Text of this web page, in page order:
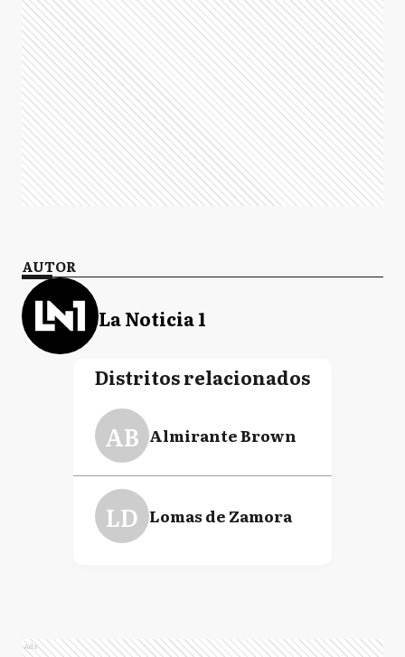
AUTOR
La Noticia 1
Distritos relacionados
AB Almirante Brown
LD Lomas de Zamora
Ads